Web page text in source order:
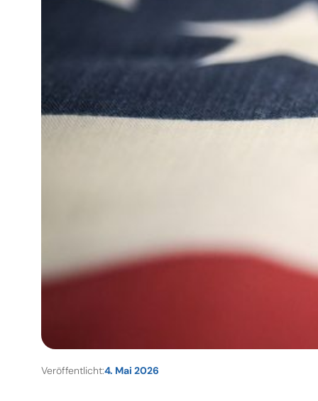
Veröffentlicht:4. Mai 2026